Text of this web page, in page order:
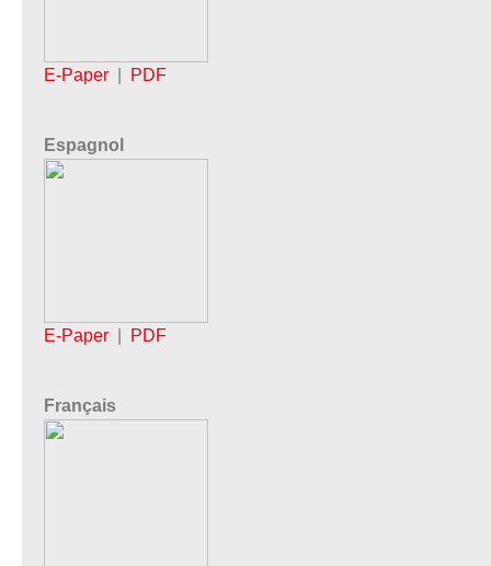
E-Paper PDF
Espagnol
E-Paper PDF
Français